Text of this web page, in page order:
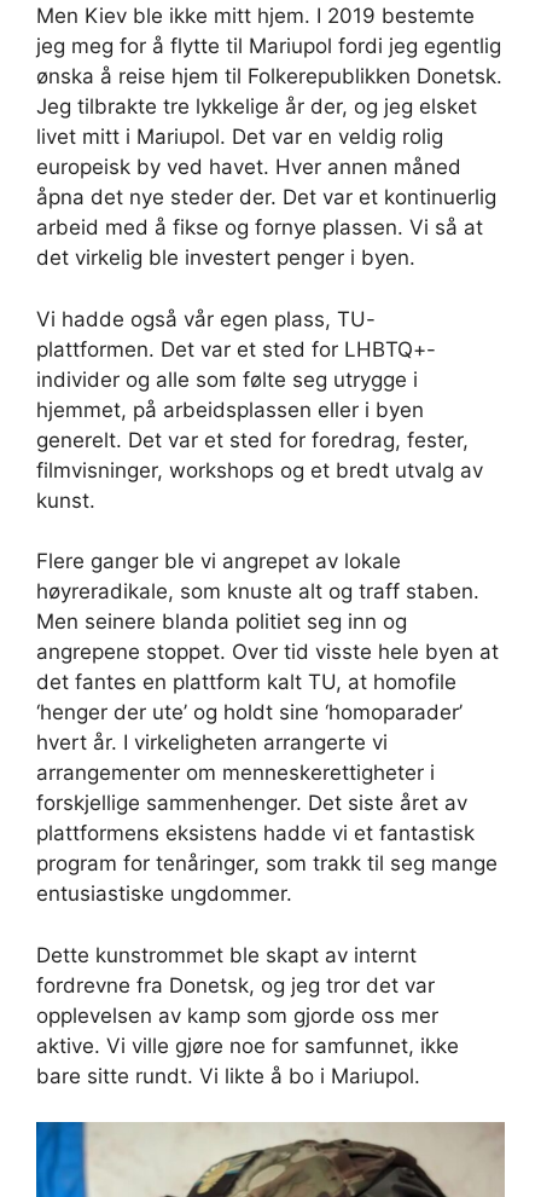
Men Kiev ble ikke mitt hjem. I 2019 bestemte
jeg meg for å flytte til Mariupol fordi jeg egentlig
ønska å reise hjem til Folkerepublikken Donetsk.
Jeg tilbrakte tre lykkelige år der, og jeg elsket
livet mitt i Mariupol. Det var en veldig rolig
europeisk by ved havet. Hver annen måned
åpna det nye steder der. Det var et kontinuerlig
arbeid med å fikse og fornye plassen. Vi så at
det virkelig ble investert penger i byen.
Vi hadde også vår egen plass, TU-
plattformen. Det var et sted for LHBTQ+-
individer og alle som følte seg utrygge i
hjemmet, på arbeidsplassen eller i byen
generelt. Det var et sted for foredrag, fester,
filmvisninger, workshops og et bredt utvalg av
kunst.
Flere ganger ble vi angrepet av lokale
høyreradikale, som knuste alt og traff staben.
Men seinere blanda politiet seg inn og
angrepene stoppet. Over tid visste hele byen at
det fantes en plattform kalt TU, at homofile
‘henger der ute’ og holdt sine ‘homoparader’
hvert år. I virkeligheten arrangerte vi
arrangementer om menneskerettigheter i
forskjellige sammenhenger. Det siste året av
plattformens eksistens hadde vi et fantastisk
program for tenåringer, som trakk til seg mange
entusiastiske ungdommer.
Dette kunstrommet ble skapt av internt
fordrevne fra Donetsk, og jeg tror det var
opplevelsen av kamp som gjorde oss mer
aktive. Vi ville gjøre noe for samfunnet, ikke
bare sitte rundt. Vi likte å bo i Mariupol.